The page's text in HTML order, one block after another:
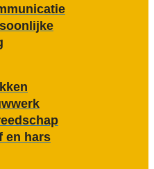
en hars